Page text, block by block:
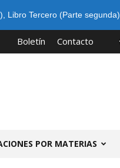
Libro Tercero (Parte segunda)
Boletín Contacto
POR MATERIAS